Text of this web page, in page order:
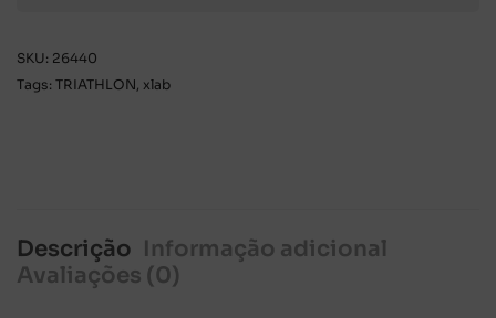
SKU: 26440
Tags: TRIATHLON, xlab
Descrição Informação adicional
Avaliações (0)